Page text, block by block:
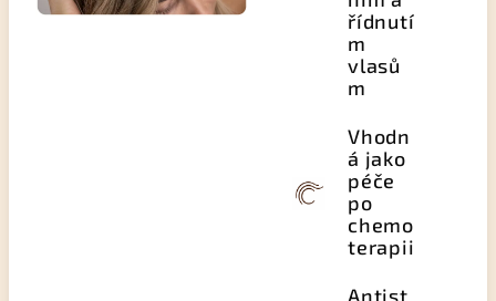
řídnutí
m
vlasů
m
Vhodn
á jako
péče
po
chemo
terapii
Antist